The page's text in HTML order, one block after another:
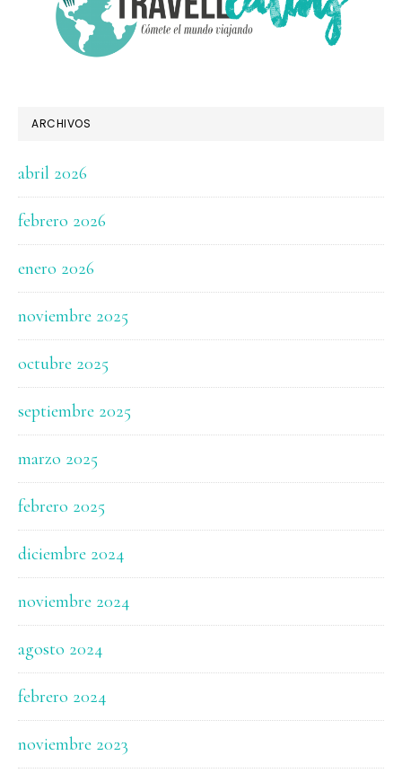
ARCHIVOS
abril 2026
febrero 2026
enero 2026
noviembre 2025
octubre 2025
septiembre 2025
marzo 2025
febrero 2025
diciembre 2024
noviembre 2024
agosto 2024
febrero 2024
noviembre 2023